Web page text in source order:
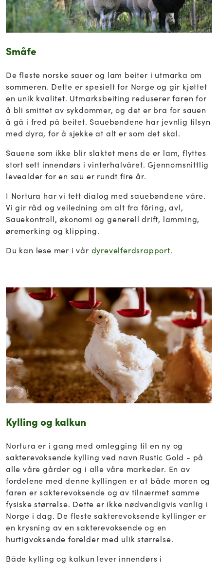
Småfe
De fleste norske sauer og lam beiter i utmarka om
sommeren. Dette er spesielt for Norge og gir kjøttet
en unik kvalitet. Utmarksbeiting reduserer faren for
å bli smittet av sykdommer, og det er bra for sauen
å gå i fred på beitet. Sauebøndene har jevnlig tilsyn
med dyra, for å sjekke at alt er som det skal.
Sauene som ikke blir slaktet mens de er lam, flyttes
stort sett innendørs i vinterhalvåret. Gjennomsnittlig
levealder for en sau er rundt fire år.
I Nortura har vi tett dialog med sauebøndene våre.
Vi gir råd og veiledning om alt fra fôring, avl,
Sauekontroll, økonomi og generell drift, lamming,
øremerking og klipping.
Du kan lese mer i vår dyrevelferdsrapport.
Kylling og kalkun
Nortura er i gang med omlegging til en ny og
sakterevoksende kylling ved navn Rustic Gold - på
alle våre gårder og i alle våre markeder. En av
fordelene med denne kyllingen er at både moren og
faren er sakterevoksende og av tilnærmet samme
fysiske størrelse. Dette er ikke nødvendigvis vanlig i
Norge i dag. De fleste sakterevoksende kyllinger er
en krysning av en sakterevoksende og en
hurtigvoksende forelder med ulik størrelse.
Både kylling og kalkun lever innendørs i